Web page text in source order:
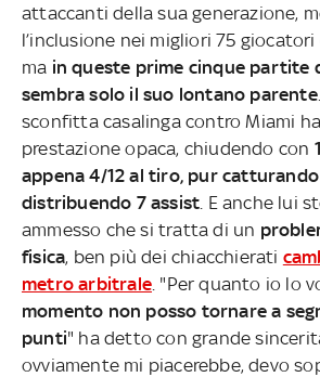
attaccanti della sua generazione,
l’inclusione nei migliori 75
ma in queste prime cinque partite
sembra solo il suo lontano parente
sconfitta casalinga contro Miami
prestazione opaca, chiudendo con
appena 4/12 al tiro, pur
distribuendo 7 assist . E anche lui
ammesso che si tratta di un
fisica, ben più dei chiacchierati
metro arbitrale . "Per quanto io lo
momento non posso tornare a
punti" ha detto con grande
ovviamente mi piacerebbe, devo